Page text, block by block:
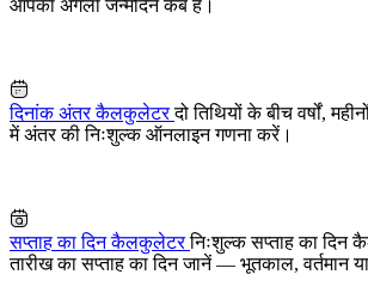
आपका अगला जन्मदिन कब है।
दिनांक अंतर कैलकुलेटरदो तिथियों के बीच वर्षों,
में अंतर की निःशुल्क ऑनलाइन गणना करें।
सप्ताह का दिन कैलकुलेटरनिःशुल्क सप्ताह का दिन
तारीख का सप्ताह का दिन जानें — भूतकाल, वर्तमान